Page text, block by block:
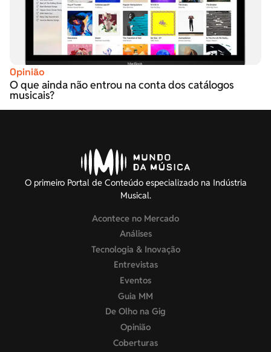
Opinião
O que ainda não entrou na conta dos catálogos
musicais?
O primeiro Portal de Conteúdo especializado na Indústria
Musical.
Acontece no Mercado
Análises
Tecnologia & Inovação
Entrevistas
Eventos
Guia MM
De Olho na Gig
Opinião
Coberturas